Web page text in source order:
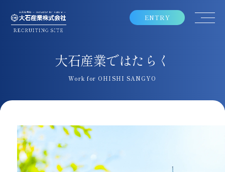
ENTRY
大石産業ではた ら く
Work for OHISHI SANGYO